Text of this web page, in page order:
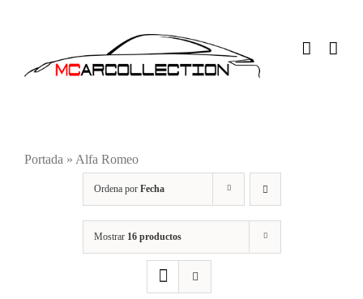
contenido
Portada » Alfa Romeo
Ordena por Fecha
Mostrar 16 productos